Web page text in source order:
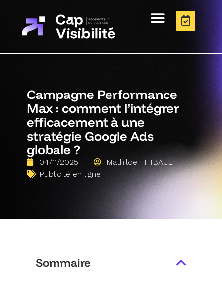
Campagne Performance
Max : comment l’intégrer
efficacement à une
stratégie Google Ads
globale ?
04/11/2025
Mathilde THIBAULT
Publicité en ligne
Sommaire